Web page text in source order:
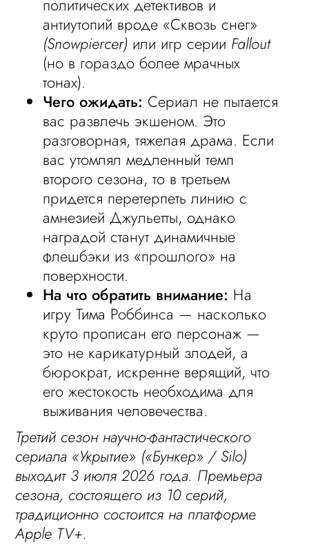
политических детективов и
антиутопий вроде «Сквозь снег»
(Snowpiercer) или игр серии Fallout
(но в гораздо более мрачных
тонах).
Чего ожидать: Сериал не пытается
вас развлечь экшеном. Это
разговорная, тяжелая драма. Если
вас утомлял медленный темп
второго сезона, то в третьем
придется перетерпеть линию с
амнезией Джульетты, однако
наградой станут динамичные
флешбэки из «прошлого» на
поверхности.
На что обратить внимание: На
игру Тима Роббинса — насколько
круто прописан его персонаж —
это не карикатурный злодей, а
бюрократ, искренне верящий, что
его жестокость необходима для
выживания человечества.
Третий сезон научно-фантастического
сериала «Укрытие» («Бункер» / Silo)
выходит 3 июля 2026 года. Премьера
сезона, состоящего из 10 серий,
традиционно состоится на платформе
Apple TV+.